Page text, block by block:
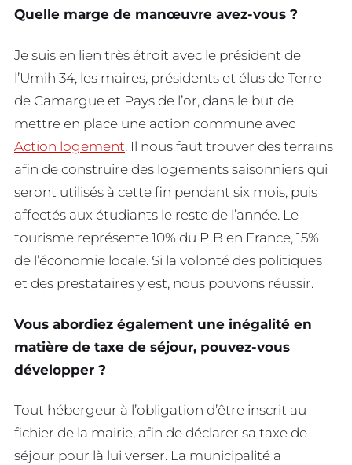
Quelle marge de manœuvre avez-vous ?
Je suis en lien très étroit avec le président de
l’Umih 34, les maires, présidents et élus de Terre
de Camargue et Pays de l’or, dans le but de
mettre en place une action commune avec
Action logement. Il nous faut trouver des terrains
afin de construire des logements saisonniers qui
seront utilisés à cette fin pendant six mois, puis
affectés aux étudiants le reste de l’année. Le
tourisme représente 10% du PIB en France, 15%
de l’économie locale. Si la volonté des politiques
et des prestataires y est, nous pouvons réussir.
Vous abordiez également une inégalité en
matière de taxe de séjour, pouvez-vous
développer ?
Tout hébergeur à l’obligation d’être inscrit au
fichier de la mairie, afin de déclarer sa taxe de
séjour pour là lui verser. La municipalité a